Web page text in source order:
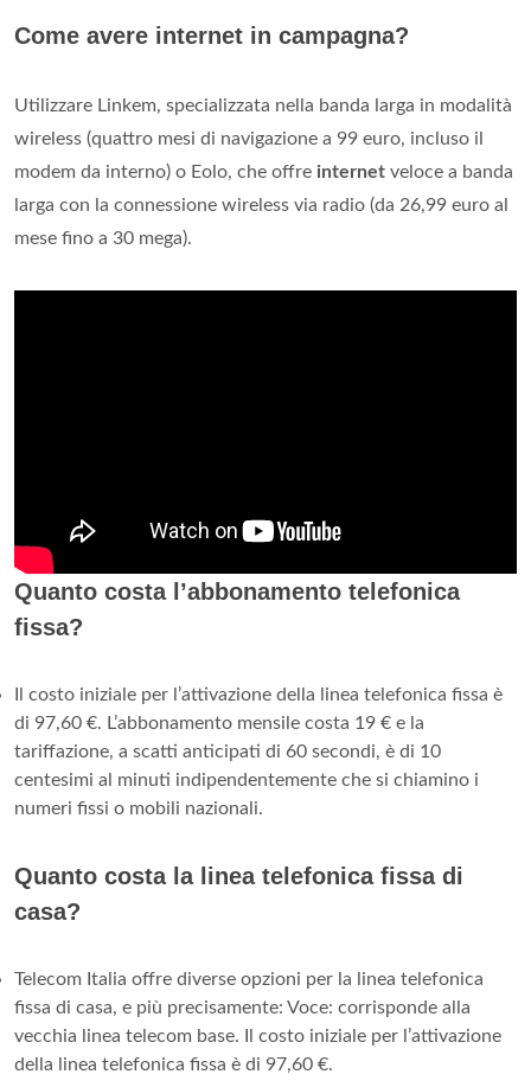
Come avere internet in campagna?
Utilizzare Linkem, specializzata nella banda larga in modalità
wireless (quattro mesi di navigazione a 99 euro, incluso il
modem da interno) o Eolo, che offre internet veloce a banda
larga con la connessione wireless via radio (da 26,99 euro al
mese fino a 30 mega).
Quanto costa l’abbonamento telefonica
fissa?
Il costo iniziale per l’attivazione della linea telefonica fissa è
di 97,60 €. L’abbonamento mensile costa 19 € e la
tariffazione, a scatti anticipati di 60 secondi, è di 10
centesimi al minuti indipendentemente che si chiamino i
numeri fissi o mobili nazionali.
Quanto costa la linea telefonica fissa di
casa?
Telecom Italia offre diverse opzioni per la linea telefonica
fissa di casa, e più precisamente: Voce: corrisponde alla
vecchia linea telecom base. Il costo iniziale per l’attivazione
della linea telefonica fissa è di 97,60 €.